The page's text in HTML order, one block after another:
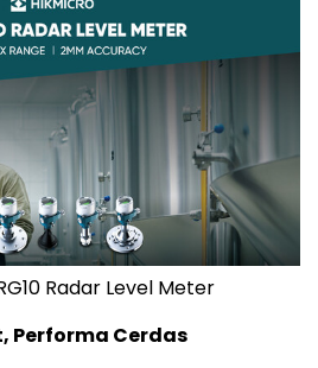
Radar Level Meter
Performa Cerdas